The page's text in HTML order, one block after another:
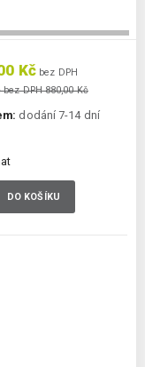
Kč bez DPH
bez DPH 880,00 Kč
dodání 7-14 dní
DO KOŠÍKU